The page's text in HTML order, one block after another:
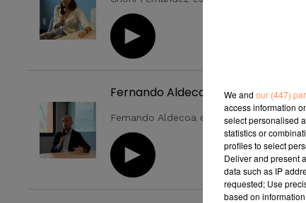
Fernando Aldecoa - PortAventura
We and our (447)
access information
select personalised
statistics or
profiles to select
Deliver and present
data such as IP
requested; Use
based on